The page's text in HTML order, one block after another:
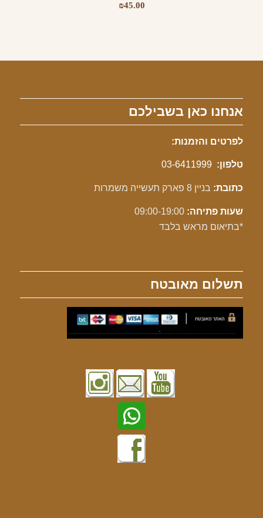
₪45.00
אנחנו כאן בשבילכם
לפרטים והזמנות:
טלפון: 03-6411999
כתובת: בניין 8 פארק תעשייה משמרות
שעות פתיחה:
*בתיאום מראש בלבד
תשלום מאובטח